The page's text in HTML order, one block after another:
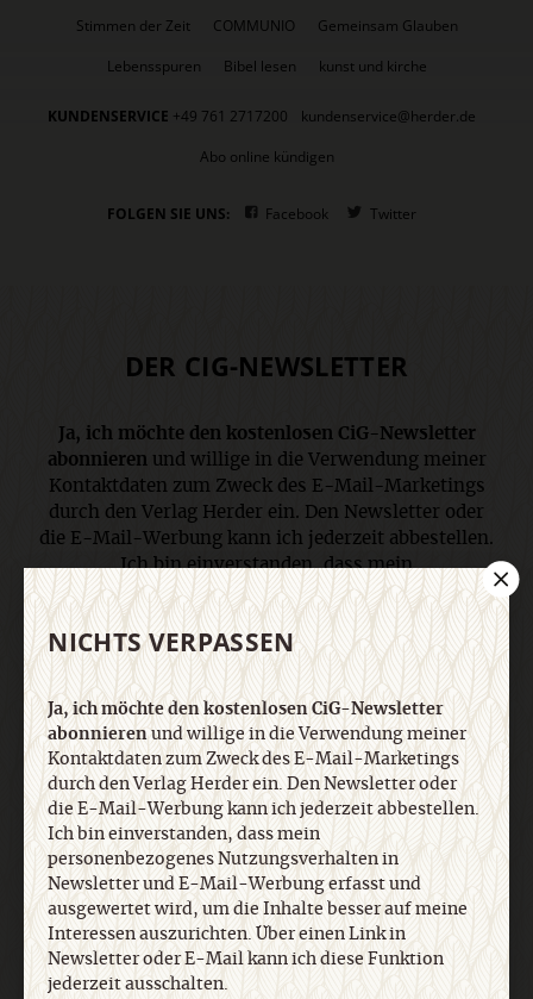
Stimmen der Zeit
COMMUNIO
Gemeinsam Glauben
Lebensspuren
Bibel lesen kunst und kirche
KUNDENSERVICE +49 761 2717200
kundenservice@herder.de
Abo online kündigen
FOLGEN SIE UNS: Facebook Twitter
DER CIG-NEWSLETTER
Ja, ich möchte den kostenlosen CiG-Newsletter
abonnieren und willige in die Verwendung meiner
Kontaktdaten zum Zweck des E-Mail-Marketings
durch den Verlag Herder ein. Den Newsletter oder
die E-Mail-Werbung kann ich jederzeit abbestellen.
Ich bin einverstanden, dass mein
personenbezogenes Nutzungsverhalten in
Newsletter und E-Mail-Werbung erfasst und
ausgewertet wird, um die Inhalte besser auf meine
Interessen auszurichten. Über einen Link in
Newsletter oder E-Mail kann ich diese Funktion
jederzeit ausschalten. Weiterführende
Informationen finden Sie in unseren
Datenschutzhinweisen .
E-Mail
NICHTS VERPASSEN
Ja, ich möchte den kostenlosen CiG-Newsletter
abonnierenund willige in die Verwendung meiner
Kontaktdaten zum Zweck des E-Mail-Marketings
durch den Verlag Herder ein. Den Newsletter oder
die E-Mail-Werbung kann ich jederzeit abbestellen.
Ich bin einverstanden, dass mein
personenbezogenes Nutzungsverhalten in
Newsletter und E-Mail-Werbung erfasst und
ausgewertet wird, um die Inhalte besser auf meine
Interessen auszurichten. Über einen Link in
Newsletter oder E-Mail kann ich diese Funktion
jederzeit ausschalten.